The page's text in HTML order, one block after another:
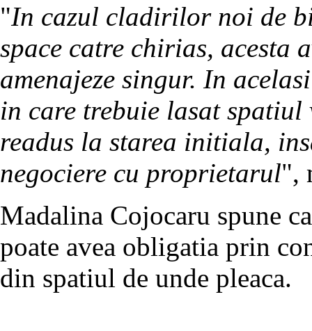
"In cazul cladirilor noi de
space catre chirias, acesta
amenajeze singur. In
in care trebuie lasat spatiul
readus la starea initiala,
negociere cu proprietarul",
Madalina Cojocaru spune
poate avea obligatia prin
din spatiul de unde pleaca.